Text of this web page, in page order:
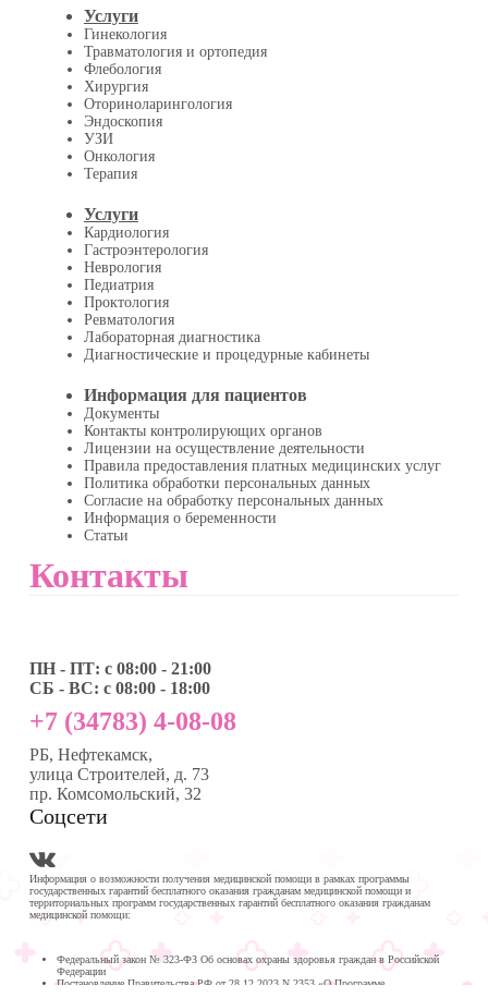
Услуги
Гинекология
Травматология и ортопедия
Флебология
Хирургия
Оториноларингология
Эндоскопия
УЗИ
Онкология
Терапия
Услуги
Кардиология
Гастроэнтерология
Неврология
Педиатрия
Проктология
Ревматология
Лабораторная диагностика
Диагностические и процедурные кабинеты
Информация для пациентов
Документы
Контакты контролирующих органов
Лицензии на осуществление деятельности
Правила предоставления платных медицинских услуг
Политика обработки персональных данных
Согласие на обработку персональных данных
Информация о беременности
Статьи
Контакты
ПН - ПТ: с 08:00 - 21:00
СБ - ВС: с 08:00 - 18:00
+7 (34783) 4-08-08
РБ, Нефтекамск,
улица Строителей, д. 73
пр. Комсомольский, 32
Соцсети
Информация о возможности получения медицинской помощи в рамках программы
государственных гарантий бесплатного оказания гражданам медицинской помощи и
территориальных программ государственных гарантий бесплатного оказания гражданам
медицинской помощи:
Федеральный закон № 323-ФЗ Об основах охраны здоровья граждан в Российской
Федерации
Постановление Правительства РФ от 28.12.2023 N 2353 «О Программе